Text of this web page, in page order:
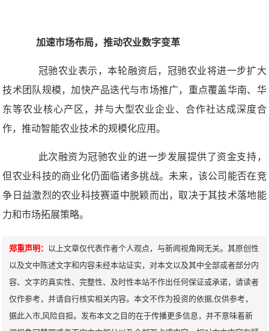
加速市场布局，推动农业数字变革
冠驰农业表示，本轮融资后，冠驰农业将进一步扩大
技术团队规模，加快产品迭代与市场推广，重点覆盖华南、华
东等农业核心产区，并与大型农业企业、合作社达成深度合
作，推动智能农业技术的规模化应用。
此次融资为冠驰农业的进一步发展提供了资金支持，
但农业科技的商业化仍面临诸多挑战。未来，该公司能否在竞
争日益激烈的农业科技赛道中脱颖而出，取决于其技术落地能
力和市场拓展策略。
郑重声明： 以上文章仅代表作者个人观点，与新闻视角网无关。其原创性
以及文中陈述文字和内容未经本站证实，对本文以及其中全部或者部分内
容、文字的真实性、完整性、及时性本站不作出任何保证或承诺，请读者
仅作参考，并请自行核实相关内容。本文不作为投资的依据,仅供参考，
据此入市,风险自担。发布本文之目的在于传播更多信息，并不意味着新